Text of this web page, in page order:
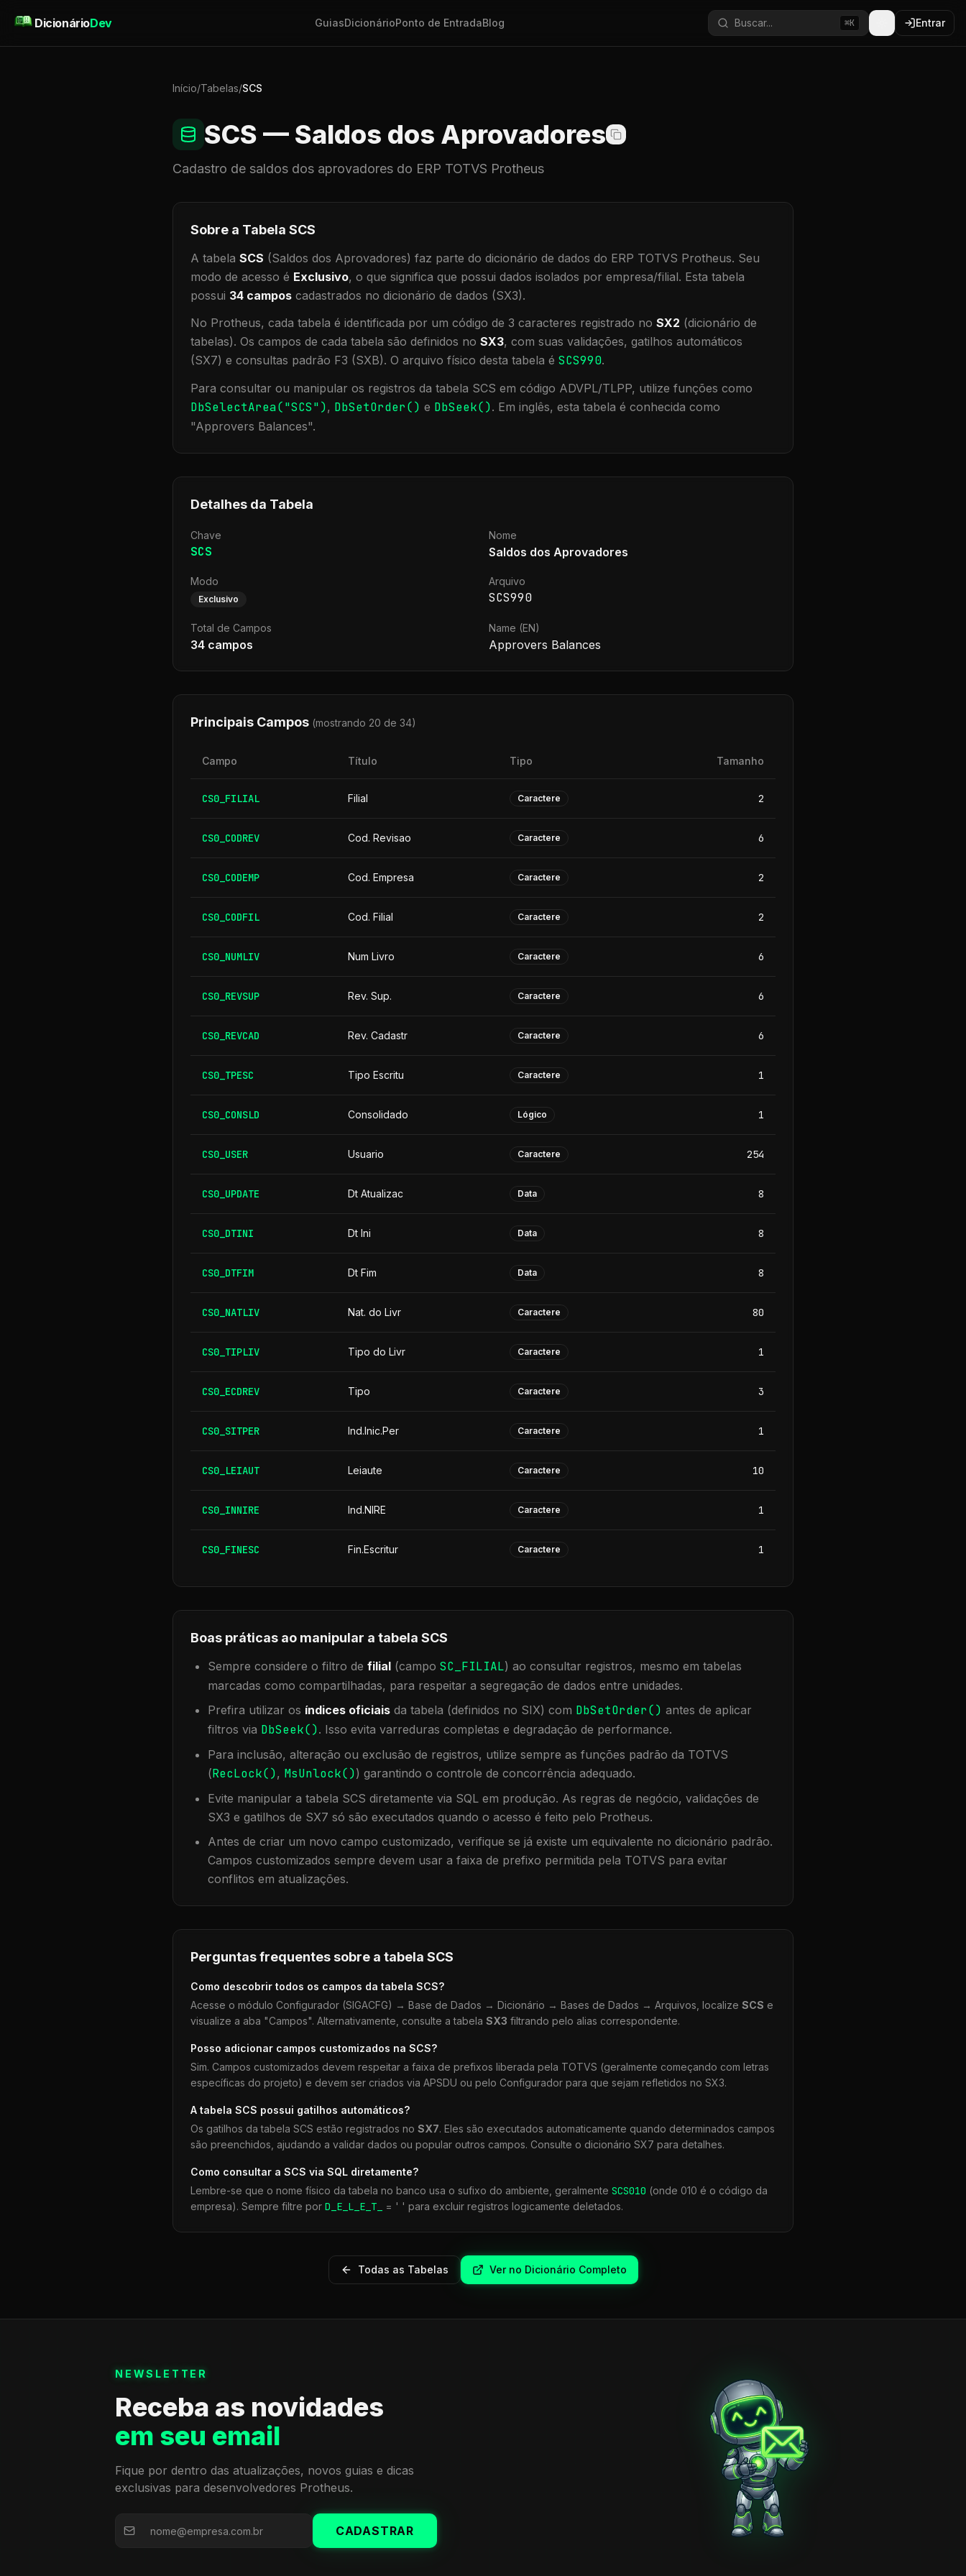
DicionárioDev GuiasDicionárioPonto de EntradaBlog Buscar... ⌘K Entrar
Início/Tabelas/SCS
SCS — Saldos dos Aprovadores
Cadastro de saldos dos aprovadores do ERP TOTVS Protheus
Sobre a Tabela SCS
A tabela SCS (Saldos dos Aprovadores) faz parte do dicionário de dados do ERP TOTVS Protheus. Seu
modo de acesso é Exclusivo, o que significa que possui dados isolados por empresa/filial. Esta tabela
possui 34 campos cadastrados no dicionário de dados (SX3).
No Protheus, cada tabela é identificada por um código de 3 caracteres registrado no SX2 (dicionário de
tabelas). Os campos de cada tabela são definidos no SX3, com suas validações, gatilhos automáticos
(SX7) e consultas padrão F3 (SXB). O arquivo físico desta tabela é SCS990.
Para consultar ou manipular os registros da tabela SCS em código ADVPL/TLPP, utilize funções como
DbSelectArea("SCS"), DbSetOrder() e DbSeek(). Em inglês, esta tabela é conhecida como
"Approvers Balances".
Detalhes da Tabela
Chave
SCS
Nome
Saldos dos Aprovadores
Modo
Exclusivo
Arquivo
SCS990
Total de Campos
34 campos
Name (EN)
Approvers Balances
Principais Campos (mostrando 20 de 34)
Campo Título Tipo Tamanho
CS0_FILIAL Filial Caractere 2
CS0_CODREV Cod. Revisao Caractere 6
CS0_CODEMP Cod. Empresa Caractere 2
CS0_CODFIL Cod. Filial Caractere 2
CS0_NUMLIV Num Livro Caractere 6
CS0_REVSUP Rev. Sup. Caractere 6
CS0_REVCAD Rev. Cadastr Caractere 6
CS0_TPESC Tipo Escritu Caractere 1
CS0_CONSLD Consolidado Lógico 1
CS0_USER Usuario Caractere 254
CS0_UPDATE Dt Atualizac Data 8
CS0_DTINI Dt Ini Data 8
CS0_DTFIM Dt Fim Data 8
CS0_NATLIV Nat. do Livr Caractere 80
CS0_TIPLIV Tipo do Livr Caractere 1
CS0_ECDREV Tipo Caractere 3
CS0_SITPER Ind.Inic.Per Caractere 1
CS0_LEIAUT Leiaute Caractere 10
CS0_INNIRE Ind.NIRE Caractere 1
CS0_FINESC Fin.Escritur Caractere 1
Boas práticas ao manipular a tabela SCS
Sempre considere o filtro de filial (campo SC_FILIAL) ao consultar registros, mesmo em tabelas
marcadas como compartilhadas, para respeitar a segregação de dados entre unidades.
Prefira utilizar os índices oficiais da tabela (definidos no SIX) com DbSetOrder() antes de aplicar
filtros via DbSeek(). Isso evita varreduras completas e degradação de performance.
Para inclusão, alteração ou exclusão de registros, utilize sempre as funções padrão da TOTVS
(RecLock(), MsUnlock()) garantindo o controle de concorrência adequado.
Evite manipular a tabela SCS diretamente via SQL em produção. As regras de negócio, validações de
SX3 e gatilhos de SX7 só são executados quando o acesso é feito pelo Protheus.
Antes de criar um novo campo customizado, verifique se já existe um equivalente no dicionário padrão.
Campos customizados sempre devem usar a faixa de prefixo permitida pela TOTVS para evitar
conflitos em atualizações.
Perguntas frequentes sobre a tabela SCS
Como descobrir todos os campos da tabela SCS?
Acesse o módulo Configurador (SIGACFG) → Base de Dados → Dicionário → Bases de Dados → Arquivos, localize SCS e
visualize a aba "Campos". Alternativamente, consulte a tabela SX3 filtrando pelo alias correspondente.
Posso adicionar campos customizados na SCS?
Sim. Campos customizados devem respeitar a faixa de prefixos liberada pela TOTVS (geralmente começando com letras
específicas do projeto) e devem ser criados via APSDU ou pelo Configurador para que sejam refletidos no SX3.
A tabela SCS possui gatilhos automáticos?
Os gatilhos da tabela SCS estão registrados no SX7. Eles são executados automaticamente quando determinados campos
são preenchidos, ajudando a validar dados ou popular outros campos. Consulte o dicionário SX7 para detalhes.
Como consultar a SCS via SQL diretamente?
Lembre-se que o nome físico da tabela no banco usa o sufixo do ambiente, geralmente SCS010 (onde 010 é o código da
empresa). Sempre filtre por D_E_L_E_T_ = ' ' para excluir registros logicamente deletados.
Todas as Tabelas Ver no Dicionário Completo
NEWSLETTER
Receba as novidades
em seu email
Fique por dentro das atualizações, novos guias e dicas
exclusivas para desenvolvedores Protheus.
CADASTRAR